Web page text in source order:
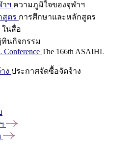
ฯ ความภูมิใจของจุฬาฯ
สูตร การศึกษาและหลักสูตร
ในสื่อ
นกิจกรรม
Conference The 166th ASAIHL
ง ประกาศจัดซื้อจัดจ้าง